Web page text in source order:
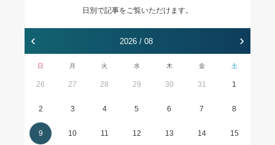
日別で記事をご覧いただけます。
‹ 2026 / 08 ›
日 月 火 水 木 金 土
26 27 28 29 30 31 1
2 3 4 5 6 7 8
9 10 11 12 13 14 15